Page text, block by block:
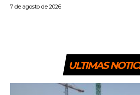
7 de agosto de 2026
ULTIMAS